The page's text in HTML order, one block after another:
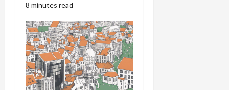
8 minutes read